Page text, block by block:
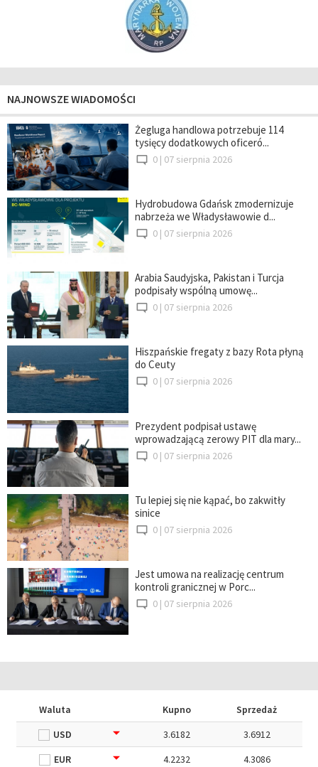
NAJNOWSZE WIADOMOŚCI
Żegluga handlowa potrzebuje 114
tysięcy dodatkowych oficeró...
0 | 07 sierpnia 2026
Hydrobudowa Gdańsk zmodernizuje
nabrzeża we Władysławowie d...
0 | 07 sierpnia 2026
Arabia Saudyjska, Pakistan i Turcja
podpisały wspólną umowę...
0 | 07 sierpnia 2026
Hiszpańskie fregaty z bazy Rota płyną
do Ceuty
0 | 07 sierpnia 2026
Prezydent podpisał ustawę
wprowadzającą zerowy PIT dla mary...
0 | 07 sierpnia 2026
Tu lepiej się nie kąpać, bo zakwitły
sinice
0 | 07 sierpnia 2026
Jest umowa na realizację centrum
kontroli granicznej w Porc...
0 | 07 sierpnia 2026
Waluta Kupno
Sprzedaż
USD
3.6182
3.6912
EUR
4.2232
4.3086